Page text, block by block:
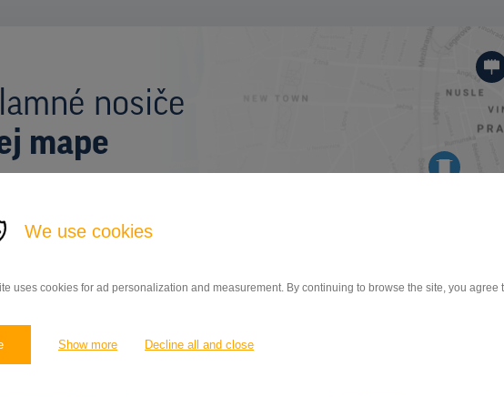
We use cookies
uses cookies for ad personalization and measurement. By continuing to browse the site, you agree
Show more Decline all and close
nosiče
mape
CLV